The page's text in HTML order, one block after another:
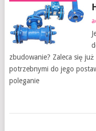
zbudowanie? Zaleca się
potrzebnymi do jego
poleganie